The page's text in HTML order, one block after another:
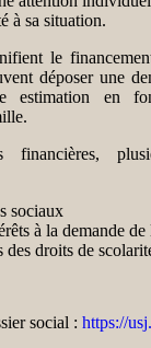
à sa situation.
le
déposer une
estimation en
financières,
sociaux
à la demande de
des droits de
social : https://